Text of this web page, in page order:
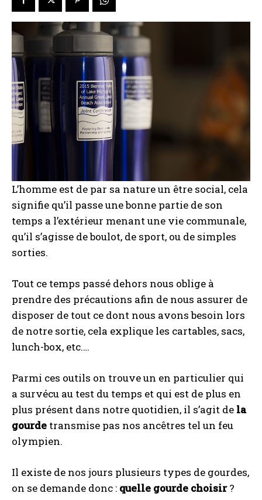
L’homme est de par sa nature un être social, cela
signifie qu’il passe une bonne partie de son
temps a l’extérieur menant une vie communale,
qu’il s’agisse de boulot, de sport, ou de simples
sorties.
Tout ce temps passé dehors nous oblige à
prendre des précautions afin de nous assurer de
disposer de tout ce dont nous avons besoin lors
de notre sortie, cela explique les cartables, sacs,
lunch-box, etc.…
Parmi ces outils on trouve un en particulier qui
a survécu au test du temps et qui est de plus en
plus présent dans notre quotidien, il s’agit de la
gourde transmise pas nos ancêtres tel un feu
olympien.
Il existe de nos jours plusieurs types de gourdes,
on se demande donc : quelle gourde choisir?